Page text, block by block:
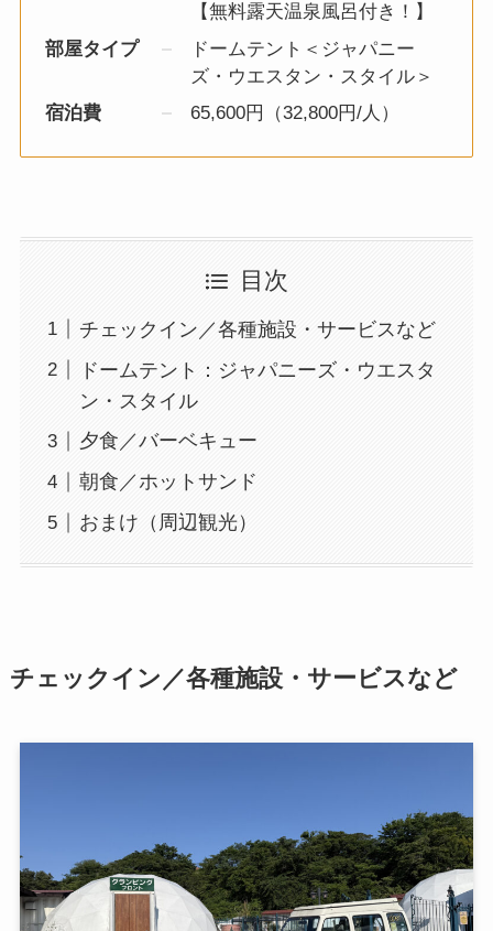
【無料露天温泉風呂付き！】
部屋タイプ
ドームテント＜ジャパニー
ズ・ウエスタン・スタイル＞
宿泊費
65,600円（32,800円/人）
目次
チェックイン／各種施設・サービスなど
ドームテント：ジャパニーズ・ウエスタ
ン・スタイル
夕食／バーベキュー
朝食／ホットサンド
おまけ（周辺観光）
チェックイン／各種施設・サービスなど